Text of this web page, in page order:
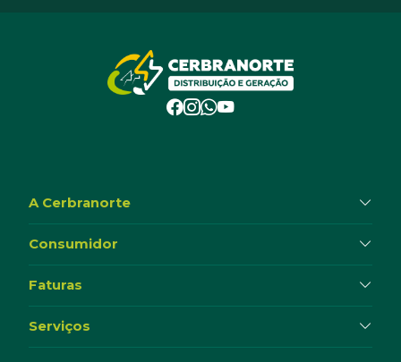
A Cerbranorte
Consumidor
Faturas
Serviços